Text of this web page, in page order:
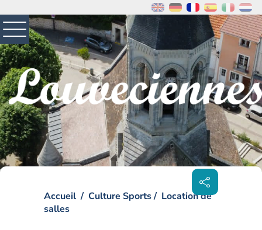
MENU
PRINCIPAL
Visiter la page accueil du site de Louveciennes
Accueil Culture Sports
Location de
salles
Partager
sur les
réseaux
sociaux